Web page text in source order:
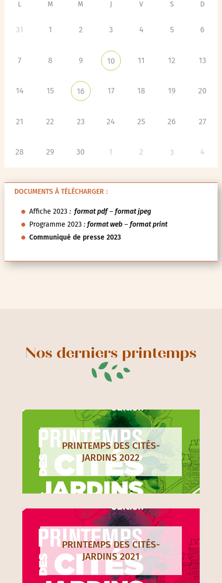
L M M J V S D
31 1 2 3 4 5 6
7 8 9 10 11 12 13
14 15 16 17 18 19 20
21 22 23 24 25 26 27
28 29 30 1 2 3 4
DOCUMENTS À TÉLÉCHARGER :
Affiche 2023: format pdf– format jpeg
Programme 2023 : format web– format print
Communiqué de presse 2023
Nos derniers printemps
PRINTEMPS DES CITÉS-
JARDINS 2022
PRINTEMPS DES CITÉS-
JARDINS 2021